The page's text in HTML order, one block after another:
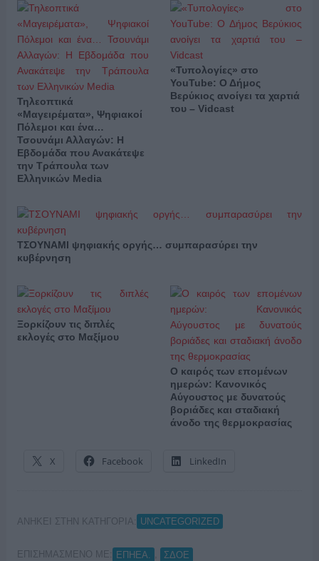
Τηλεοπτικά
«Μαγειρέματα», Ψηφιακοί
Πόλεμοι και ένα…
Τσουνάμι Αλλαγών: Η
Εβδομάδα που Ανακάτεψε
την Τράπουλα των
Ελληνικών Media
«Τυπολογίες» στο
YouTube: Ο Δήμος
Βερύκιος ανοίγει τα χαρτιά
του – Vidcast
ΤΣΟΥΝΑΜΙ ψηφιακής οργής… συμπαρασύρει την
κυβέρνηση
Ξορκίζουν τις διπλές
εκλογές στο Μαξίμου
Ο καιρός των επομένων
ημερών: Κανονικός
Αύγουστος με δυνατούς
βοριάδες και σταδιακή
άνοδο της θερμοκρασίας
X Facebook LinkedIn
ΑΝΗΚΕΙ ΣΤΗΝ ΚΑΤΗΓΟΡΙΑ: UNCATEGORIZED
ΕΠΙΣΗΜΑΣΜΕΝΟ ΜΕ: ΕΠΗΕΑ. ΣΔΟΕ